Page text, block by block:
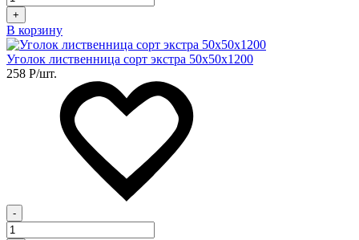
+
В корзину
Уголок лиственница сорт экстра 50х50х1200
258 Р/шт.
-